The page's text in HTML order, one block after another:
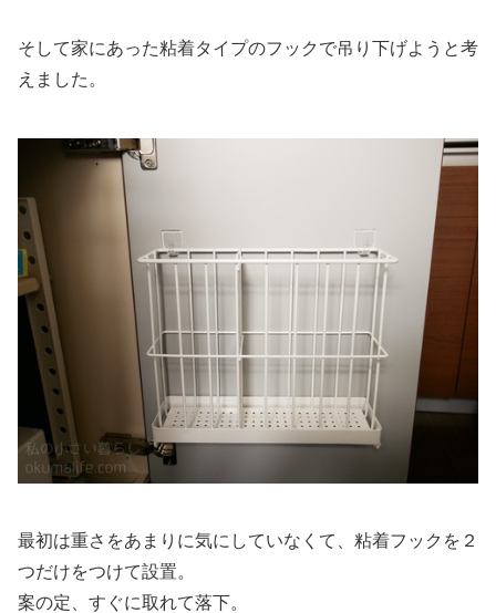
そして家にあった粘着タイプのフックで吊り下げようと考
えました。
最初は重さをあまりに気にしていなくて、粘着フックを２
つだけをつけて設置。
案の定、すぐに取れて落下。